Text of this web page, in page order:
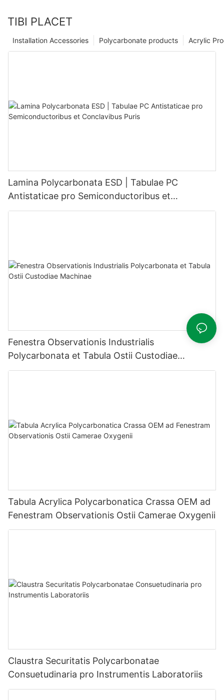
TIBI PLACET
Acrylic
Polycarbonate products
Installation Accessories
Lamina Polycarbonata ESD | Tabulae PC
Antistaticae pro Semiconductoribus et
Conclavibus Puris
Fenestra Observationis Industrialis
Polycarbonata et Tabula Ostii Custodiae
Machinae
Tabula Acrylica Polycarbonatica Crassa OEM ad
Fenestram Observationis Ostii Camerae Oxygenii
Claustra Securitatis Polycarbonatae
Consuetudinaria pro Instrumentis Laboratoriis